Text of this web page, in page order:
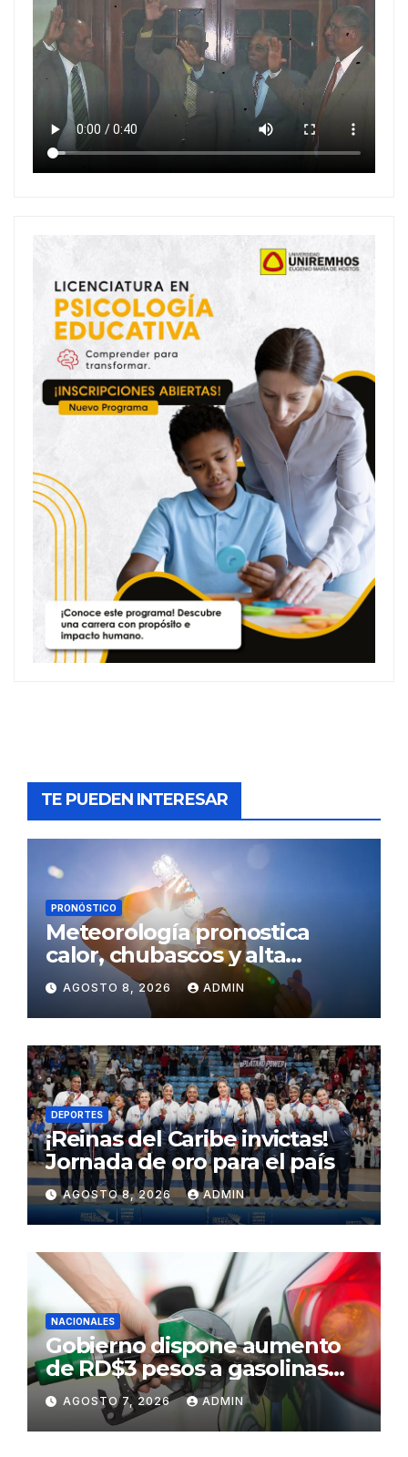
TE PUEDEN INTERESAR
PRONÓSTICO
Meteorología pronostica
calor, chubascos y alta
concentración de polvo del
Sahara para este sábado
AGOSTO 8, 2026 ADMIN
DEPORTES
¡Reinas del Caribe invictas!
Jornada de oro para el país
AGOSTO 8, 2026 ADMIN
NACIONALES
Gobierno dispone aumento
de RD$3 pesos a gasolinas
premium y regular
AGOSTO 7, 2026 ADMIN